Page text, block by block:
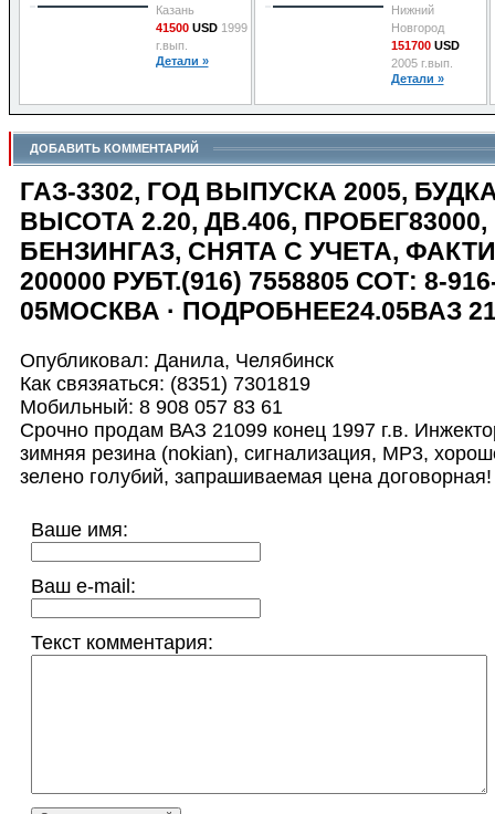
Казань
41500USD1999
г.вып.
Детали »
Нижний
Новгород
151700USD
2005 г.вып.
Детали »
ДОБАВИТЬ КОММЕНТАРИЙ
ГАЗ-3302, ГОД ВЫПУСКА 2005,
ВЫСОТА 2.20, ДВ.406,
БЕНЗИНГАЗ, СНЯТА С УЧЕТА,
200000 РУБТ.(916) 7558805 СОТ: 8-
05МОСКВА · ПОДРОБНЕЕ24.05ВАЗ
Опубликовал: Данила, Челябинск
Как связяаться: (8351) 7301819
Мобильный: 8 908 057 83 61
Срочно продам ВАЗ 21099 конец 1997 г.в.
зимняя резина (nokian), сигнализация, МР3,
зелено голубий, запрашиваемая цена договорная!
Ваше имя:
Ваш e-mail:
Текст комментария: